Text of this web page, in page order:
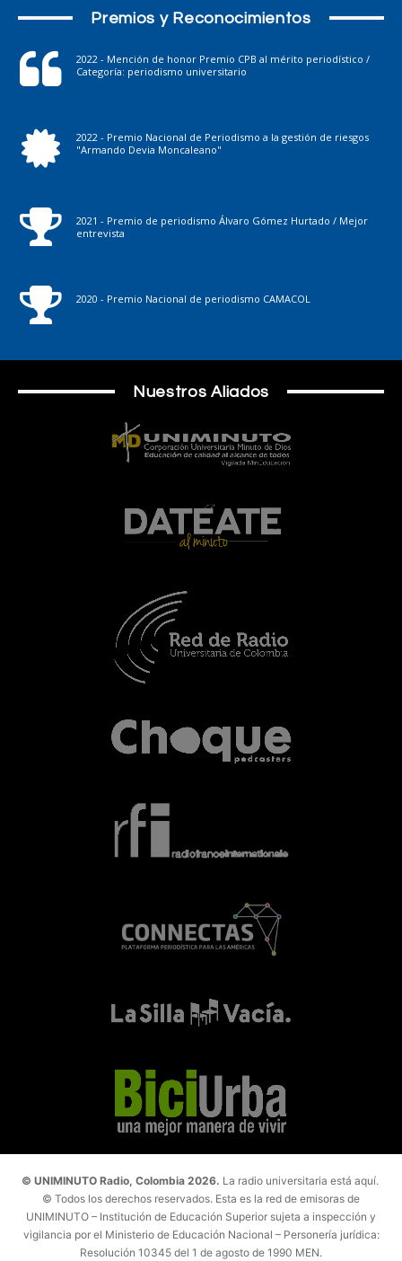
Premios y Reconocimientos
2022 - Mención de honor Premio CPB al mérito periodístico /
Categoría: periodismo universitario
2022 - Premio Nacional de Periodismo a la gestión de riesgos
"Armando Devia Moncaleano"
2021 - Premio de periodismo Álvaro Gómez Hurtado / Mejor
entrevista
2020 - Premio Nacional de periodismo CAMACOL
Nuestros Aliados
© UNIMINUTO Radio, Colombia 2026. La radio universitaria está aquí.
© Todos los derechos reservados. Esta es la red de emisoras de
UNIMINUTO – Institución de Educación Superior sujeta a inspección y
vigilancia por el Ministerio de Educación Nacional – Personería jurídica:
Resolución 10345 del 1 de agosto de 1990 MEN.